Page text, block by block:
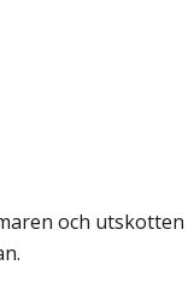
och utskotten